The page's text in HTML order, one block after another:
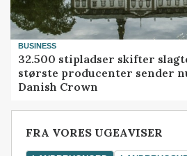
BUSINESS
32.500 stipladser skifter
største producenter sender
Danish Crown
FRA VORES UGEAVISER